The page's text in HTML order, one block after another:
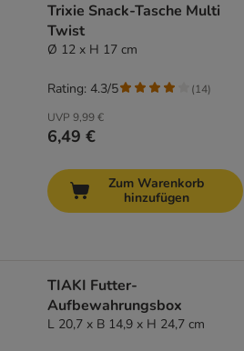
Trixie Snack-Tasche Multi
Twist
Ø 12 x H 17 cm
UVP 9,99 €
6,49 €
Rating: 4.3/5 (14)
Zum Warenkorb
hinzufügen
TIAKI Futter-
Aufbewahrungsbox
L 20,7 x B 14,9 x H 24,7 cm